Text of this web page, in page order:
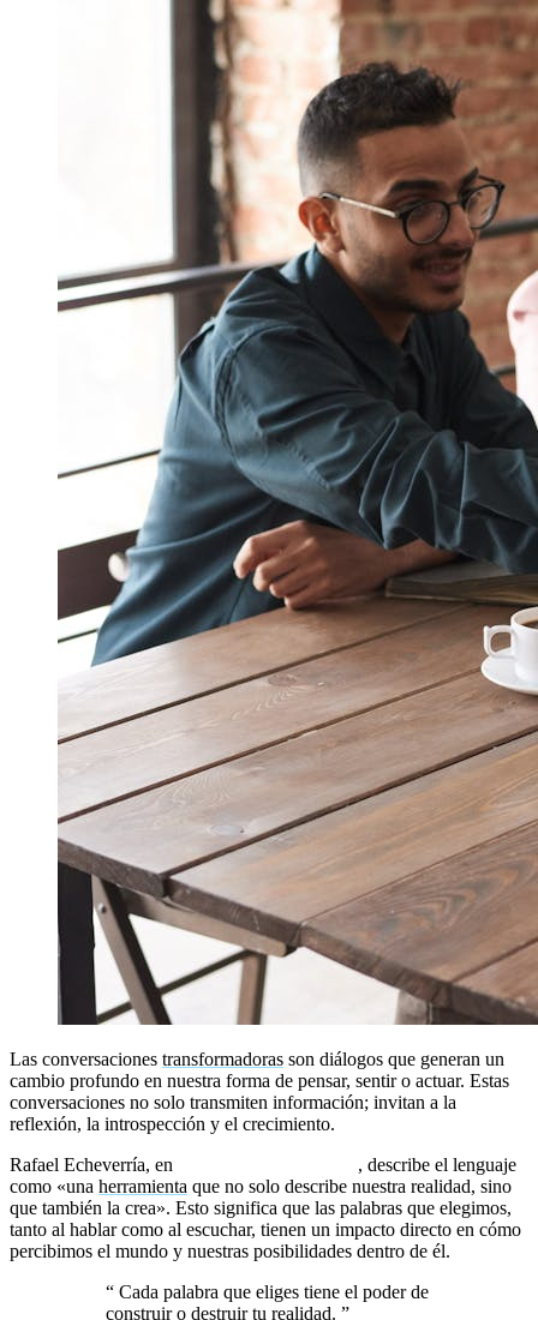
Las conversaciones transformadoras son diálogos que generan un
cambio profundo en nuestra forma de pensar, sentir o actuar. Estas
conversaciones no solo transmiten información; invitan a la
reflexión, la introspección y el crecimiento.
Rafael Echeverría, en
, describe el lenguaje
como «una herramienta que no solo describe nuestra realidad, sino
que también la crea». Esto significa que las palabras que elegimos,
tanto al hablar como al escuchar, tienen un impacto directo en cómo
percibimos el mundo y nuestras posibilidades dentro de él.
“ Cada palabra que eliges tiene el poder de
construir o destruir tu realidad. ”